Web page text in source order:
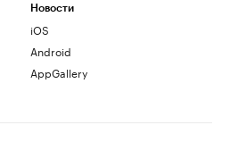
Новости
iOS
Android
AppGallery